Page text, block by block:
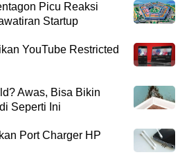
Picu Reaksi
Startup
YouTube Restricted
Awas, Bisa Bikin
Seperti Ini
Port Charger HP